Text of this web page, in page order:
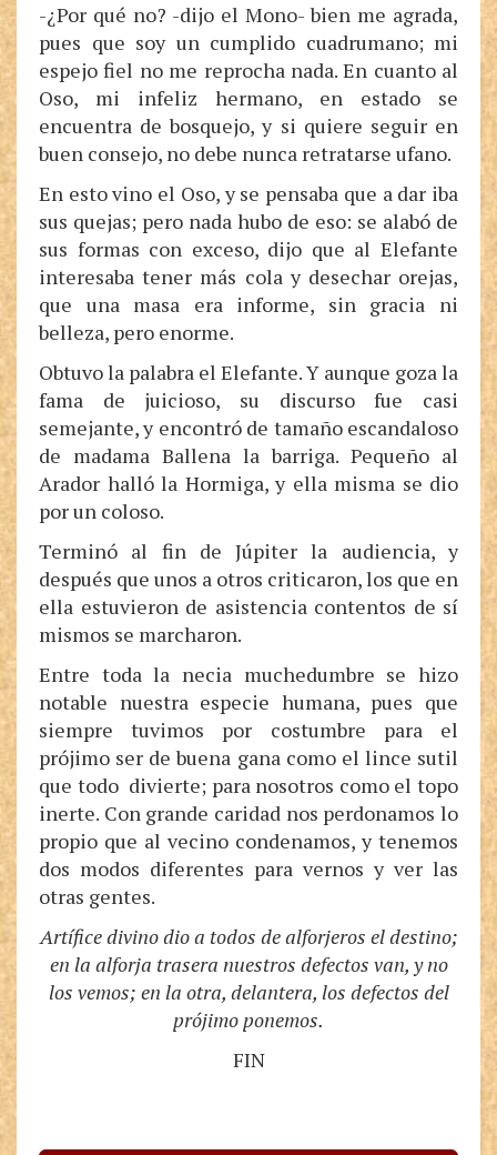
-¿Por qué no? -dijo el Mono- bien me agrada,
pues que soy un cumplido cuadrumano; mi
espejo fiel no me reprocha nada. En cuanto al
Oso, mi infeliz hermano, en estado se
encuentra de bosquejo, y si quiere seguir en
buen consejo, no debe nunca retratarse ufano.
En esto vino el Oso, y se pensaba que a dar iba
sus quejas; pero nada hubo de eso: se alabó de
sus formas con exceso, dijo que al Elefante
interesaba tener más cola y desechar orejas,
que una masa era informe, sin gracia ni
belleza, pero enorme.
Obtuvo la palabra el Elefante. Y aunque goza la
fama de juicioso, su discurso fue casi
semejante, y encontró de tamaño escandaloso
de madama Ballena la barriga. Pequeño al
Arador halló la Hormiga, y ella misma se dio
por un coloso.
Terminó al fin de Júpiter la audiencia, y
después que unos a otros criticaron, los que en
ella estuvieron de asistencia contentos de sí
mismos se marcharon.
Entre toda la necia muchedumbre se hizo
notable nuestra especie humana, pues que
siempre tuvimos por costumbre para el
prójimo ser de buena gana como el lince sutil
que todo divierte; para nosotros como el topo
inerte. Con grande caridad nos perdonamos lo
propio que al vecino condenamos, y tenemos
dos modos diferentes para vernos y ver las
otras gentes.
Artífice divino dio a todos de alforjeros el destino;
en la alforja trasera nuestros defectos van, y no
los vemos; en la otra, delantera, los defectos del
prójimo ponemos.
FIN